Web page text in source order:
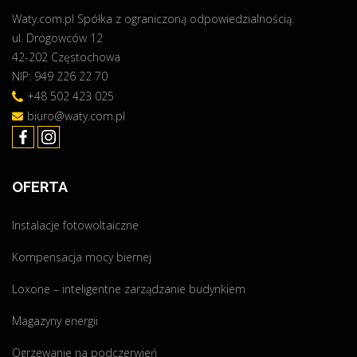
r
o
t
e
c
t
Waty.com.pl Spółka z ograniczoną odpowiedzialnością.
ul. Drogowców 12
42-202 Częstochowa
NIP: 949 226 22 70
+48 502 423 025
biuro@waty.com.pl
OFERTA
Instalacje fotowoltaiczne
Kompensacja mocy biernej
Loxone – inteligentne zarządzanie budynkiem
Magazyny energii
Ogrzewanie na podczerwień